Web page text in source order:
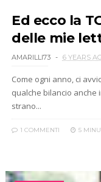
Ed ecco la
delle mie
AMARILLI73 6 YEARS
Come ogni anno, ci
qualche bilancio anche
strano...
1 COMMENTI 5